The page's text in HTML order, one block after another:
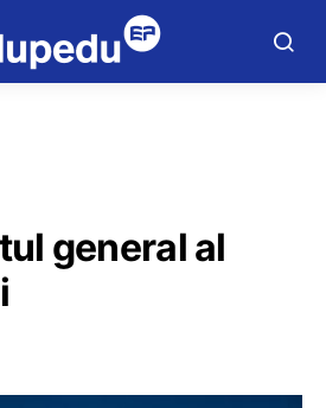
general al